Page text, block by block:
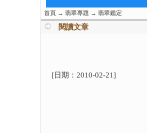
首頁 → 翡翠專題 → 翡翠鑑定
閱讀文章
[日期： 2010-02-21]